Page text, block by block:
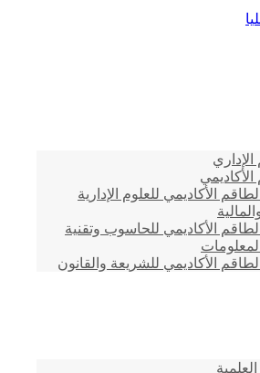
الإداري
الأكاديمي
الطاقم الأكاديمي للعلوم الإدارية
الطاقم الأكاديمي للحاسوب وتقنية
المعلومات
الطاقم الأكاديمي للشريعة والقانون